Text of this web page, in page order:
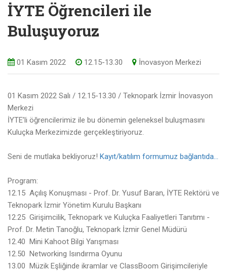
İYTE Öğrencileri ile
Buluşuyoruz
01 Kasım 2022 12.15-13.30 İnovasyon Merkezi
01 Kasım 2022 Salı / 12.15-13.30 / Teknopark İzmir İnovasyon
Merkezi
İYTE’li öğrencilerimiz ile bu dönemin geleneksel buluşmasını
Kuluçka Merkezimizde gerçekleştiriyoruz.
Seni de mutlaka bekliyoruz! Kayıt/katılım formumuz bağlantıda…
Program:
12.15 Açılış Konuşması - Prof. Dr. Yusuf Baran, İYTE Rektörü ve
Teknopark İzmir Yönetim Kurulu Başkanı
12.25 Girişimcilik, Teknopark ve Kuluçka Faaliyetleri Tanıtımı -
Prof. Dr. Metin Tanoğlu, Teknopark İzmir Genel Müdürü
12.40 Mini Kahoot Bilgi Yarışması
12.50 Networking Isındırma Oyunu
13.00 Müzik Eşliğinde ikramlar ve ClassBoom Girişimcileriyle